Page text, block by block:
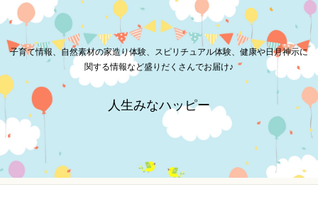
子育て情報、自然素材の家造り体験、スピリチュアル体験、健康や日月神示に
関する情報など盛りだくさんでお届け♪
人生みなハッピー